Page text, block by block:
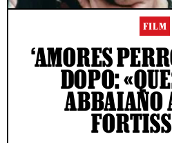
FILM
‘AMORES
DOPO:
ABBAIANO